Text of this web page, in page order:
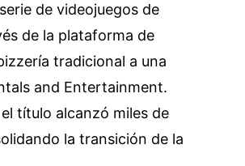
de videojuegos de
de la plataforma de
tradicional a una
and Entertainment.
título alcanzó miles de
la transición de la